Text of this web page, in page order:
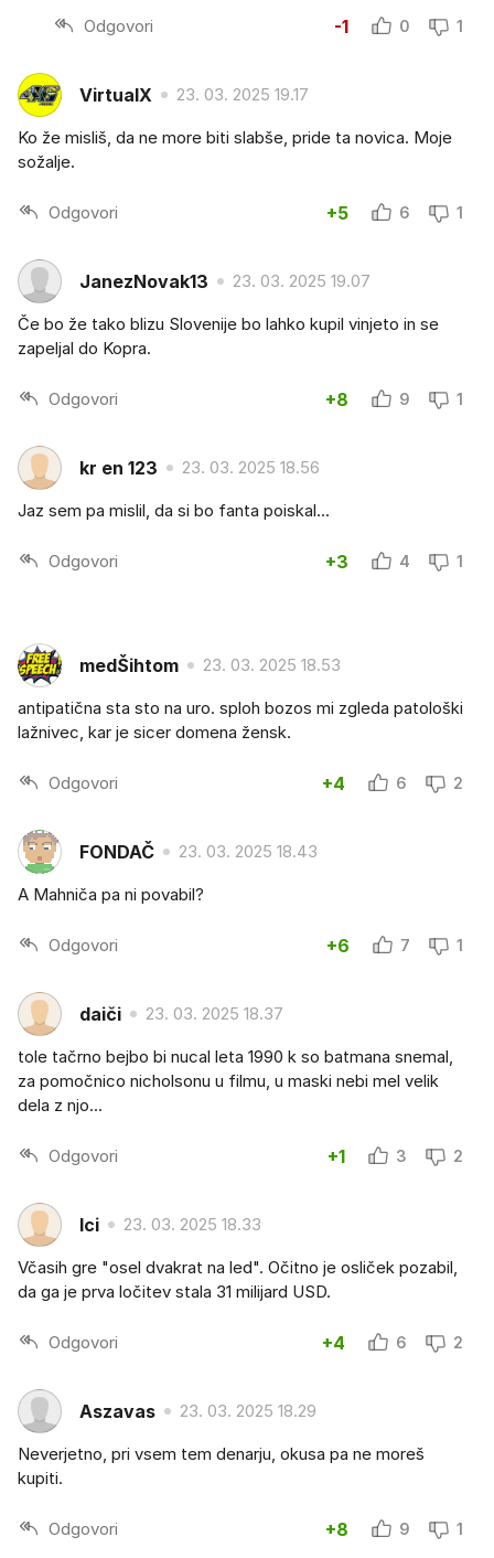
Odgovori -1 0 1
VirtualX 23. 03. 2025 19.17
Ko že misliš, da ne more biti slabše, pride ta novica. Moje
sožalje.
Odgovori +5 6 1
JanezNovak13 23. 03. 2025 19.07
Če bo že tako blizu Slovenije bo lahko kupil vinjeto in se
zapeljal do Kopra.
Odgovori +8 9 1
kr en 123 23. 03. 2025 18.56
Jaz sem pa mislil, da si bo fanta poiskal...
Odgovori +3 4 1
medŠihtom 23. 03. 2025 18.53
antipatična sta sto na uro. sploh bozos mi zgleda patološki
lažnivec, kar je sicer domena žensk.
Odgovori +4 6 2
FONDAČ 23. 03. 2025 18.43
A Mahniča pa ni povabil?
Odgovori +6 7 1
daiči 23. 03. 2025 18.37
tole tačrno bejbo bi nucal leta 1990 k so batmana snemal,
za pomočnico nicholsonu u filmu, u maski nebi mel velik
dela z njo...
Odgovori +1 3 2
Ici 23. 03. 2025 18.33
Včasih gre "osel dvakrat na led". Očitno je osliček pozabil,
da ga je prva ločitev stala 31 milijard USD.
Odgovori +4 6 2
Aszavas 23. 03. 2025 18.29
Neverjetno, pri vsem tem denarju, okusa pa ne moreš
kupiti.
Odgovori +8 9 1